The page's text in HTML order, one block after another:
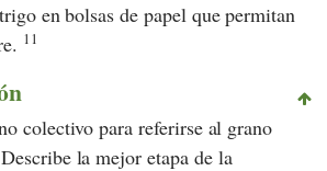
en bolsas de papel que permitan
11
colectivo para referirse al grano
la mejor etapa de la